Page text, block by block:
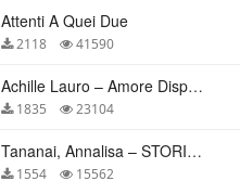
Attenti A Quei Due
2118 41590
Achille Lauro – Amore Disperato
1835 23104
Tananai, Annalisa – STORIE BREVI
1554 15562